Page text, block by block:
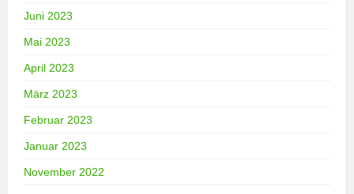
Juni 2023
Mai 2023
April 2023
März 2023
Februar 2023
Januar 2023
November 2022